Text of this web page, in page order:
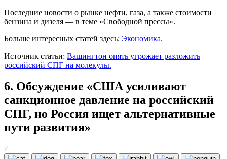
Последние новости о рынке нефти, газа, а также стоимости
бензина и дизеля — в теме «Свободной прессы».
Больше интересных статей здесь: Экономика.
Источник статьи: Вашингтон опять угрожает разложить
российский СПГ на молекулы.
6. Обсуждение «США усиливают
санкционное давление на российский
СПГ, но Россия ищет альтернативные
пути развития»
?